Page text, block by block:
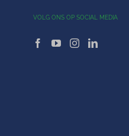
VOLG ONS OP SOCIAL MEDIA